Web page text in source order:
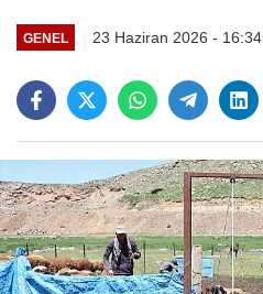
GENEL 23 Haziran 2026 - 16:34